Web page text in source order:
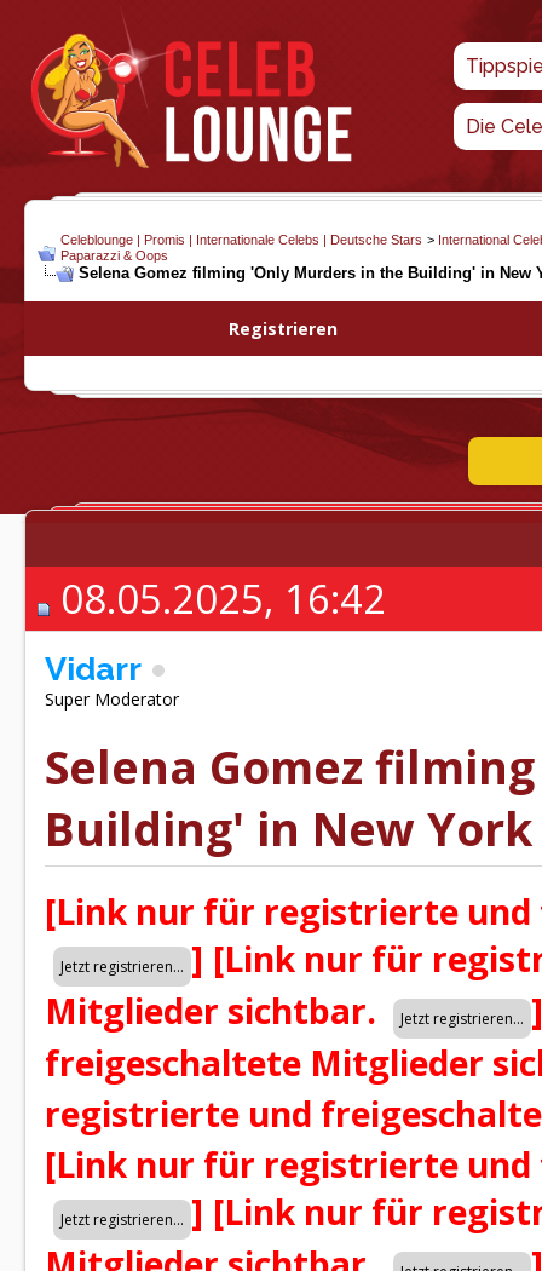
Die
Celeblounge | Promis | Internationale Celebs | Deutsche Stars > International
Paparazzi & Oops
Selena Gomez filming 'Only Murders in the Building' in New
Registrieren
08.05.2025, 16:42
Vidarr
Super Moderator
Selena Gomez
Building' in New York
[Link nur für registrierte
] [Link nur für
Mitglieder sichtbar.
]
freigeschaltete Mitglieder
registrierte und
[Link nur für registrierte
] [Link nur für